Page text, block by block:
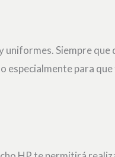
Siempre
especialmente para